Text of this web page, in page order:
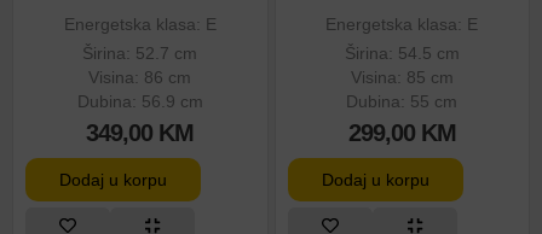
Energetska klasa: E
Širina: 52.7 cm
Visina: 86 cm
Dubina: 56.9 cm
349,00 KM
Dodaj u korpu
Energetska klasa: E
Širina: 54.5 cm
Visina: 85 cm
Dubina: 55 cm
299,00 KM
Dodaj u korpu